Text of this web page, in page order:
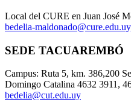
Local del CURE en Juan José
bedelia-maldonado@cure.edu.uy
SEDE TACUAREMBÓ
Campus: Ruta 5, km. 386,200
Domingo Catalina 4632 3911,
bedelia@cut.edu.uy